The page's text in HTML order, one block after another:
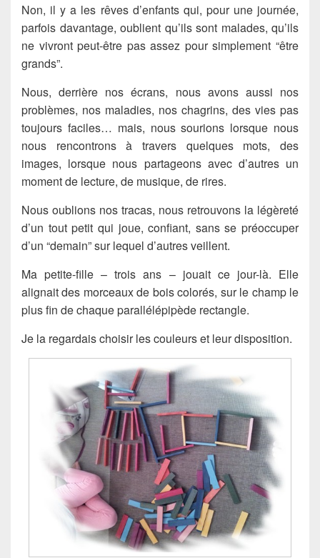
Non, il y a les rêves d’enfants qui, pour une journée,
parfois davantage, oublient qu’ils sont malades, qu’ils
ne vivront peut-être pas assez pour simplement “être
grands”.
Nous, derrière nos écrans, nous avons aussi nos
problèmes, nos maladies, nos chagrins, des vies pas
toujours faciles… mais, nous sourions lorsque nous
nous rencontrons à travers quelques mots, des
images, lorsque nous partageons avec d’autres un
moment de lecture, de musique, de rires.
Nous oublions nos tracas, nous retrouvons la légèreté
d’un tout petit qui joue, confiant, sans se préoccuper
d’un “demain” sur lequel d’autres veillent.
Ma petite-fille – trois ans – jouait ce jour-là. Elle
alignait des morceaux de bois colorés, sur le champ le
plus fin de chaque parallélépipède rectangle.
Je la regardais choisir les couleurs et leur disposition.